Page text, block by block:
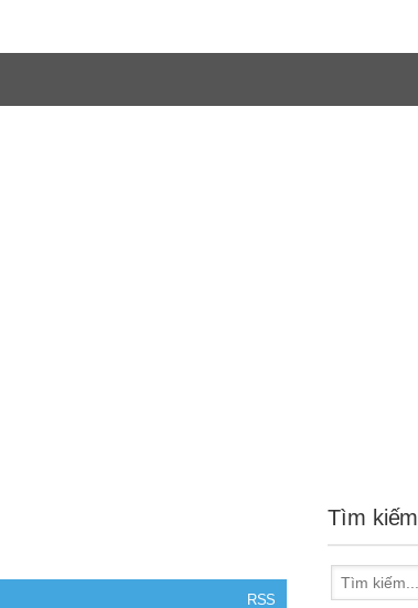
RSS
Tìm kiếm